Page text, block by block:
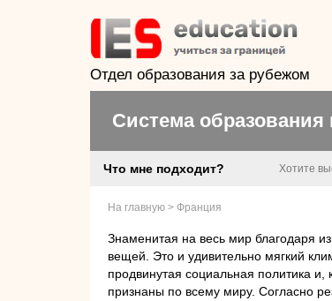
Отдел образования за рубежом
Система
Что мне подходит? Хотите
На главную > Франция
Знаменитая на весь мир благодаря
вещей. Это и удивительно мягкий
продвинутая социальная политика
признаны по всему миру. Согласно